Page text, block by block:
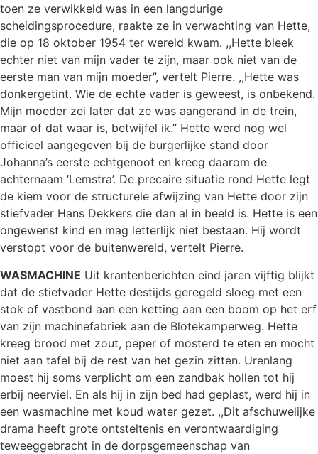
toen ze verwikkeld was in een langdurige
scheidingsprocedure, raakte ze in verwachting van Hette,
die op 18 oktober 1954 ter wereld kwam. ,,Hette bleek
echter niet van mijn vader te zijn, maar ook niet van de
eerste man van mijn moeder”, vertelt Pierre. ,,Hette was
donkergetint. Wie de echte vader is geweest, is onbekend.
Mijn moeder zei later dat ze was aangerand in de trein,
maar of dat waar is, betwijfel ik.” Hette werd nog wel
officieel aangegeven bij de burgerlijke stand door
Johanna’s eerste echtgenoot en kreeg daarom de
achternaam ‘Lemstra’. De precaire situatie rond Hette legt
de kiem voor de structurele afwijzing van Hette door zijn
stiefvader Hans Dekkers die dan al in beeld is. Hette is een
ongewenst kind en mag letterlijk niet bestaan. Hij wordt
verstopt voor de buitenwereld, vertelt Pierre.
WASMACHINE Uit krantenberichten eind jaren vijftig blijkt
dat de stiefvader Hette destijds geregeld sloeg met een
stok of vastbond aan een ketting aan een boom op het erf
van zijn machinefabriek aan de Blotekamperweg. Hette
kreeg brood met zout, peper of mosterd te eten en mocht
niet aan tafel bij de rest van het gezin zitten. Urenlang
moest hij soms verplicht om een zandbak hollen tot hij
erbij neerviel. En als hij in zijn bed had geplast, werd hij in
een wasmachine met koud water gezet. ,,Dit afschuwelijke
drama heeft grote ontsteltenis en verontwaardiging
teweeggebracht in de dorpsgemeenschap van